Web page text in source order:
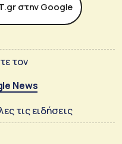
στην Google
τον
News
τις ειδήσεις